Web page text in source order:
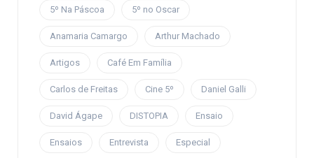
5º Na Páscoa 5º no Oscar
Anamaria Camargo Arthur Machado
Artigos Café Em Família
Carlos de Freitas Cine 5º Daniel Galli
David Ágape DISTOPIA Ensaio
Ensaios Entrevista Especial